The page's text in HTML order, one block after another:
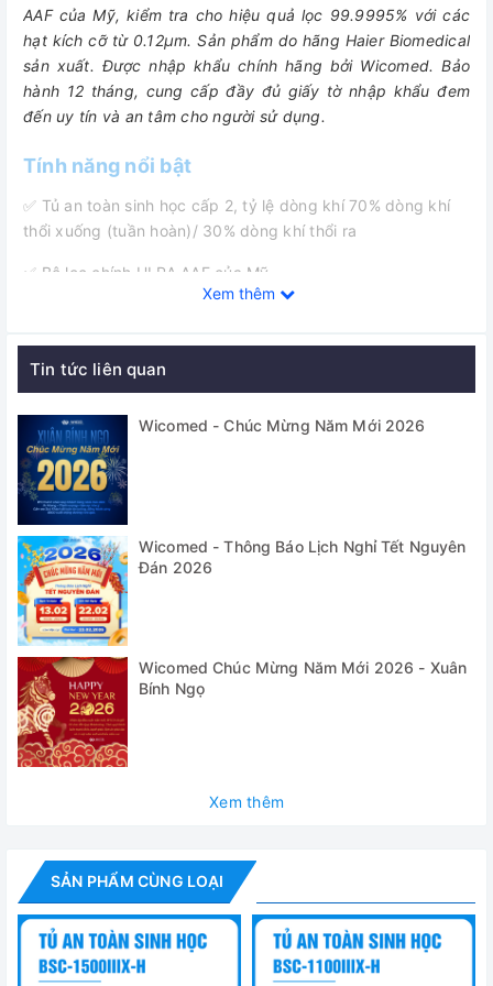
AAF của Mỹ, kiểm tra cho hiệu quả lọc 99.9995% với các
hạt kích cỡ từ 0.12µm. Sản phẩm do hãng Haier Biomedical
sản xuất. Được nhập khẩu chính hãng bởi Wicomed. Bảo
hành 12 tháng, cung cấp đầy đủ giấy tờ nhập khẩu đem
đến uy tín và an tâm cho người sử dụng.
Tính năng nổi bật
✅ Tủ an toàn sinh học cấp 2, tỷ lệ dòng khí 70% dòng khí
thổi xuống (tuần hoàn)/ 30% dòng khí thổi ra
✅ Bộ lọc chính ULPA AAF của Mỹ
+ Cho dòng khí sạch theo FED STD 209E class 1 (hoặc
định, bảo vệ mẫu
✅ Được trang bị hệ thống điều khiển trực quan với màn
hình cảm ứng LCD rộng 10”, dễ dàng điều khiển vận hành
và giám sát trạng thái tủ.
✅ Đèn UV có thể được cài đặt bằng một phím duy nhất để
kích hoạt / tắt tự động trong các khoảng thời gian tiệt
trùng được chỉ định từ 0 phút đến 24 giờ, nhằm giảm thiểu
thời gian chờ đợi.
✅ Chức năng liên kết giữa khử trùng bằng tia cực tím, đèn
huỳnh quang, cửa sổ phía trước và động cơ quạt, nghĩa là
đèn UV chỉ có thể bật sáng khi đèn chiếu sáng tắt. An toàn
dự phòng này loại bỏ nguy cơ hoạt động không chính xác.
✅ Nhiều cảnh báo bằng âm thanh và hình ảnh: cảnh báo
✅ Hai ổ cắm chống nước đạt tiêu chuẩn IP44 với chức
năng bật/tắt hẹn giờ để cải thiện độ an toàn và tiết kiệm
năng lượng.
Xem thêm
Tin tức liên quan
Wicomed - Chúc Mừng Năm Mới 2026
Wicomed - Thông Báo Lịch Nghỉ Tết Nguyên
Đán 2026
Wicomed Chúc Mừng Năm Mới 2026 - Xuân
Bính Ngọ
Xem thêm
SẢN PHẨM CÙNG LOẠI